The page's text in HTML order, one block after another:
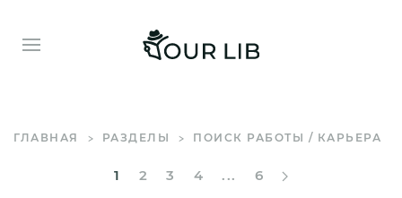
ГЛАВНАЯ РАЗДЕЛЫ ПОИСК РАБОТЫ / КАРЬЕРА
1 2 3 4 ... 6